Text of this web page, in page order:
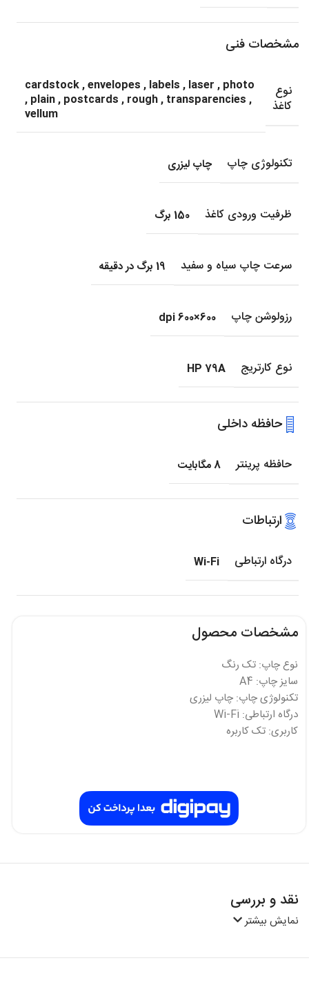
مشخصات فنی
نوع
کاغذ
cardstock,envelopes , labels , laser , photo
, plain, postcards , rough, transparencies ,
vellum
تکنولوژی چاپ چاپ لیزری
ظرفیت ورودی کاغذ 150 برگ
سرعت چاپ سیاه و سفید 19 برگ در دقیقه
رزولوشن چاپ 600×600 dpi
نوع کارتریج HP 79A
حافظه داخلی
حافظه پرینتر 8 مگابایت
ارتباطات
درگاه ارتباطی Wi-Fi
مشخصات محصول
نوع چاپ: تک رنگ
سایز چاپ: A4
تکنولوژی چاپ: چاپ لیزری
درگاه ارتباطی: Wi-Fi
کاربری: تک کاربره
نقد و بررسی
نمایش بیشتر